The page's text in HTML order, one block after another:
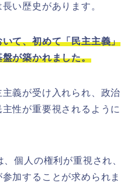
い歴史があります。
て、初めて「民主主義」
が築かれました。
義が受け入れられ、政治
性が重要視されるように
個人の権利が重視され、
加することが求められま